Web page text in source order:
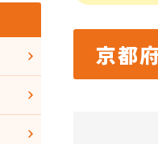
京都